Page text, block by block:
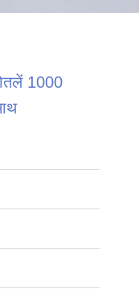
1000